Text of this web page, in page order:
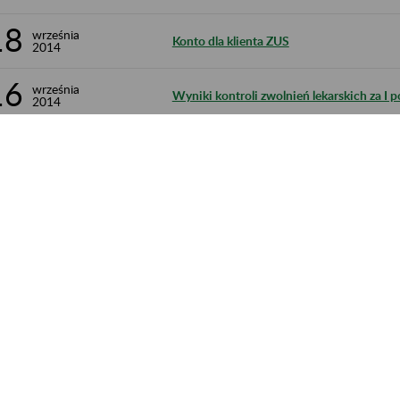
września
2014
Konto dla klienta ZUS
września
2014
Wyniki kontroli zwolnień lekarskich za I